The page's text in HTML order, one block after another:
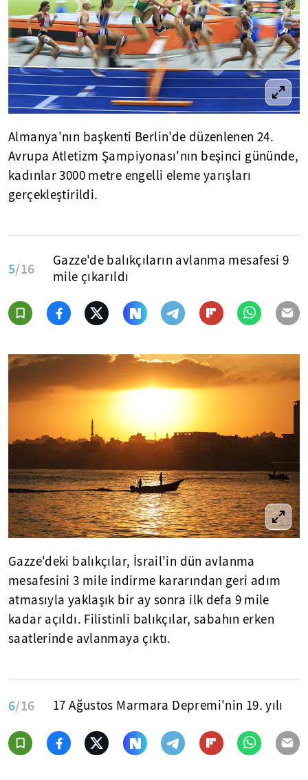
Almanya'nın başkenti Berlin'de düzenlenen 24.
Avrupa Atletizm Şampiyonası'nın beşinci gününde,
kadınlar 3000 metre engelli eleme yarışları
gerçekleştirildi.
5/16
Gazze'de balıkçıların avlanma mesafesi 9
mile çıkarıldı
Gazze'deki balıkçılar, İsrail'in dün avlanma
mesafesini 3 mile indirme kararından geri adım
atmasıyla yaklaşık bir ay sonra ilk defa 9 mile
kadar açıldı. Filistinli balıkçılar, sabahın erken
saatlerinde avlanmaya çıktı.
6/16 17 Ağustos Marmara Depremi'nin 19. yılı